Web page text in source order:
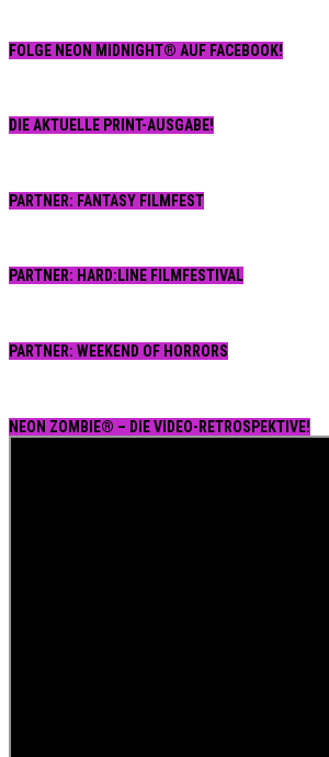
FOLGE NEON MIDNIGHT® AUF FACEBOOK!
DIE AKTUELLE PRINT-AUSGABE!
PARTNER: FANTASY FILMFEST
PARTNER: HARD:LINE FILMFESTIVAL
PARTNER: WEEKEND OF HORRORS
NEON ZOMBIE® – DIE VIDEO-RETROSPEKTIVE!